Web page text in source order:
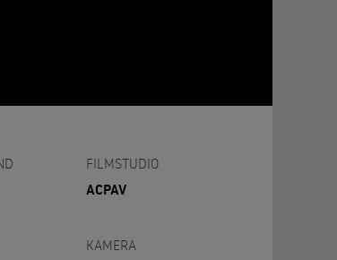
FILMSTUDIO
ACPAV
KAMERA